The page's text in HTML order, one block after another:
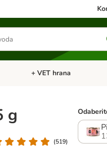
životinje
Pregled kategorija: Ptice
+ VET hrana
g
(519)